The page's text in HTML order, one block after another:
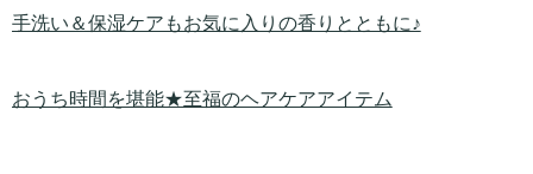
手洗い＆保湿ケアもお気に入りの香りとともに♪
おうち時間を堪能★至福のヘアケアアイテム